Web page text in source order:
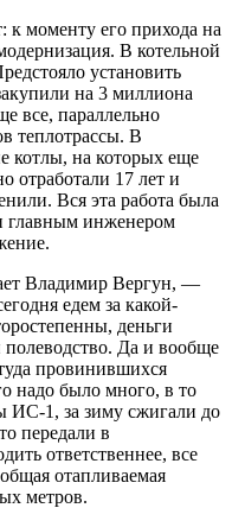
к моменту его прихода на
В котельной
установить
на 3 миллиона
все, параллельно
теплотрассы. В
котлы, на которых еще
отработали 17 лет и
Вся эта работа была
главным инженером
Владимир Вергун, —
едем за какой-
деньги
полеводство. Да и вообще
провинившихся
надо было много, в то
ИС-1, за зиму сжигали до
передали в
ответственнее, все
отапливаемая
метров.